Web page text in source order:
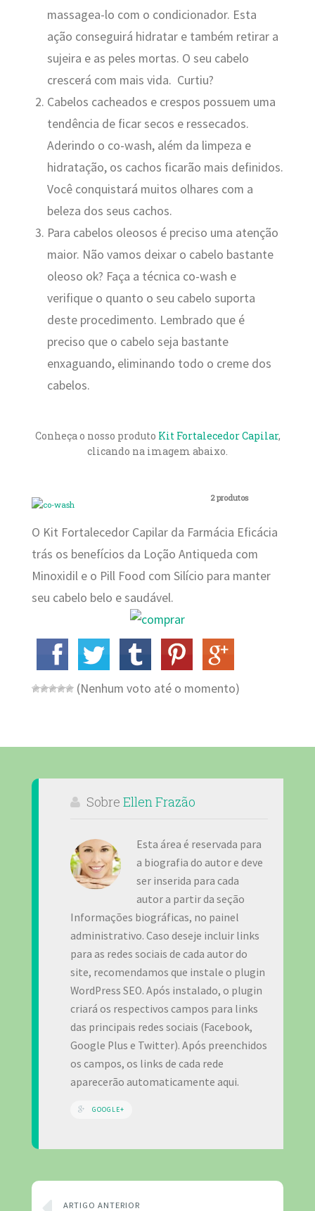
massagea-lo com o condicionador. Esta
ação conseguirá hidratar e também retirar a
sujeira e as peles mortas. O seu cabelo
crescerá com mais vida. Curtiu?
Cabelos cacheados e crespos possuem uma
tendência de ficar secos e ressecados.
Aderindo o co-wash, além da limpeza e
hidratação, os cachos ficarão mais definidos.
Você conquistará muitos olhares com a
beleza dos seus cachos.
Para cabelos oleosos é preciso uma atenção
maior. Não vamos deixar o cabelo bastante
oleoso ok? Faça a técnica co-wash e
verifique o quanto o seu cabelo suporta
deste procedimento. Lembrado que é
preciso que o cabelo seja bastante
enxaguando, eliminando todo o creme dos
cabelos.
Conheça o nosso produto Kit Fortalecedor Capilar,
clicando na imagem abaixo.
2 produtos
O Kit Fortalecedor Capilar da Farmácia Eficácia
trás os benefícios da Loção Antiqueda com
Minoxidil e o Pill Food com Silício para manter
seu cabelo belo e saudável.
(Nenhum voto até o momento)
Sobre Ellen Frazão
Esta área é reservada para
a biografia do autor e deve
ser inserida para cada
autor a partir da seção
Informações biográficas, no painel
administrativo. Caso deseje incluir links
para as redes sociais de cada autor do
site, recomendamos que instale o plugin
WordPress SEO. Após instalado, o plugin
criará os respectivos campos para links
das principais redes sociais (Facebook,
Google Plus e Twitter). Após preenchidos
os campos, os links de cada rede
aparecerão automaticamente aqui.
GOOGLE+
ARTIGO ANTERIOR